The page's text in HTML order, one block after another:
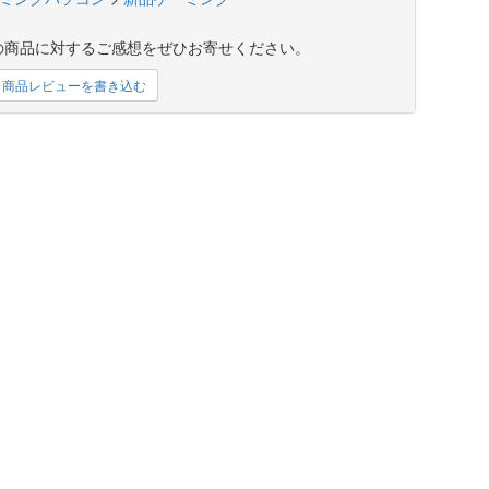
品に対するご感想をぜひお寄せください。
品レビューを書き込む